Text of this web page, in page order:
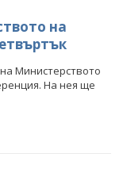
на
Министерството
На нея ще